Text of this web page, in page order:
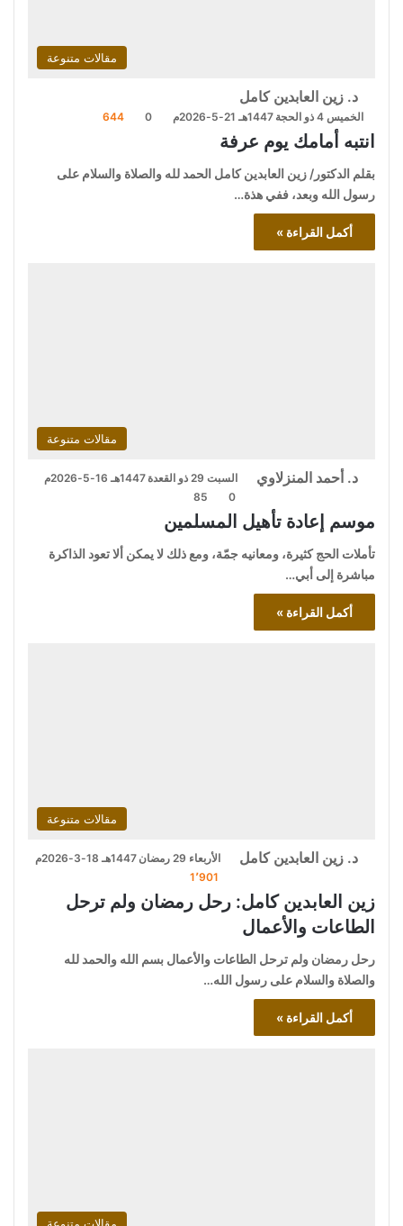
مقالات متنوعة
د. زين العابدين كامل
الخميس 4 ذو الحجة 1447هـ 21-5-2026م 0
644
انتبه أمامك يوم عرفة
بقلم الدكتور/ زين العابدين كامل الحمد لله والصلاة والسلام على
رسول الله وبعد، ففي هذة…
أكمل القراءة »
مقالات متنوعة
د. أحمد المنزلاوي
السبت 29 ذو القعدة 1447هـ 16-5-2026م
0
85
موسم إعادة تأهيل المسلمين
تأملات الحج كثيرة، ومعانيه جمّة، ومع ذلك لا يمكن ألا تعود الذاكرة
مباشرة إلى أبي…
أكمل القراءة »
مقالات متنوعة
د. زين العابدين كامل
الأربعاء 29 رمضان 1447هـ 18-3-2026م
1٬901
زين العابدين كامل: رحل رمضان ولم ترحل
الطاعات والأعمال
رحل رمضان ولم ترحل الطاعات والأعمال بسم الله والحمد لله
والصلاة والسلام على رسول الله…
أكمل القراءة »